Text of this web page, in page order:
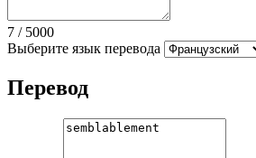
7 / 5000
Выберите язык перевода
Перевод